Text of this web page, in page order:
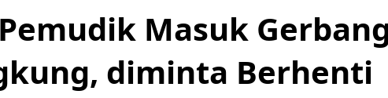
Masuk
diminta Berhenti